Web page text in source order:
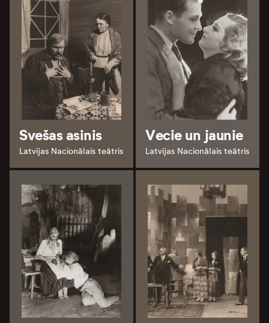
Svešas asinis
Latvijas Nacionālais teātris
Vecie un jaunie
Latvijas Nacionālais teātris